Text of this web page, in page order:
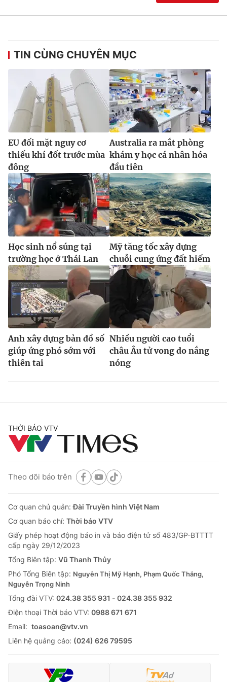
® Cấm sao chép dưới mọi hình thức nếu không có sự chấp
thuận bằng văn bản. Ghi rõ nguồn VTV.vn khi phát hành lại
thông tin từ website này.
TIN CÙNG CHUYÊN MỤC
EU đối mặt nguy cơ
thiếu khí đốt trước mùa
đông
Australia ra mắt phòng
khám y học cá nhân hóa
đầu tiên
Học sinh nổ súng tại
trường học ở Thái Lan
Mỹ tăng tốc xây dựng
chuỗi cung ứng đất hiếm
Anh xây dựng bản đồ số
giúp ứng phó sớm với
thiên tai
Nhiều người cao tuổi
châu Âu tử vong do nắng
nóng
THỜI BÁO VTV
Theo dõi báo trên
Cơ quan chủ quản:Đài Truyền hình Việt Nam
Cơ quan báo chí: Thời báo VTV
Giấy phép hoạt động báo in và báo điện tử số 483/GP-BTTTT
cấp ngày 29/12/2023
Tổng Biên tập: Vũ Thanh Thủy
Phó Tổng Biên tập: Nguyễn Thị Mỹ Hạnh, Phạm Quốc Thắng,
Nguyễn Trọng Ninh
Tổng đài VTV: 024.38 355 931 - 024.38 355 932
Ðiện thoại Thời báo VTV: 0988 671 671
Email: toasoan@vtv.vn
Liên hệ quảng cáo: (024) 626 79595